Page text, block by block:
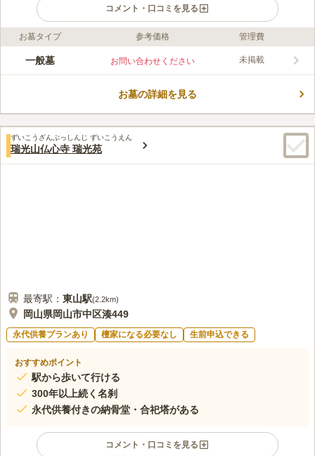
コメント・口コミを見る
ライフドット編集部のコメント
県道28号線沿いにあるお墓です。 駐車場を完備しているので、
がら、故人とゆっくり向き合うことができます。 市営墓地なの
口コミ評価
この霊園はまだ誰からも評価されていません。
お墓タイプ 参考価格 管理費
一般墓 お問い合わせください 未掲載
お墓の詳細を見る
ずいこうざんぶっしんじ ずいこうえん
瑞光山仏心寺 瑞光苑
最寄駅： 東山駅(2.2km)
岡山県岡山市中区湊449
永代供養プランあり 檀家になる必要なし 生前申込できる
おすすめポイント
駅から歩いて行ける
300年以上続く名刹
永代供養付きの納骨堂・合祀塔がある
コメント・口コミを見る